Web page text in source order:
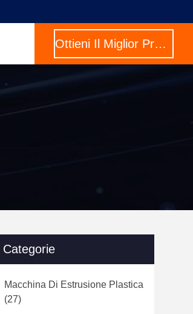
Ottieni Il Miglior Prezzo
Categorie
Macchina Di Estrusione Plastica
(27)